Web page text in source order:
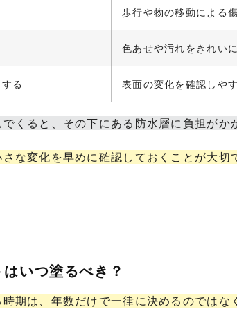
歩行や物の移動による
色あせや汚れをきれい
る 表面の変化を確認しや
でくると、その下にある防水層に負担が
な変化を早めに確認しておくことが大切
いつ塗るべき？
時期は、年数だけで一律に決めるのでは